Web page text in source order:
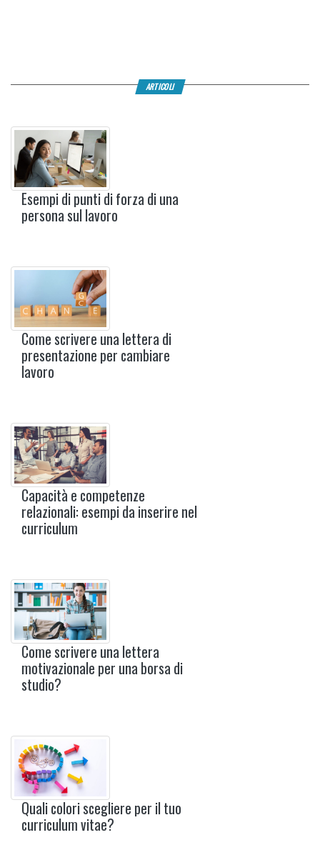
ARTICOLI
Esempi di punti di forza di una
persona sul lavoro
Come scrivere una lettera di
presentazione per cambiare
lavoro
Capacità e competenze
relazionali: esempi da inserire nel
curriculum
Come scrivere una lettera
motivazionale per una borsa di
studio?
Quali colori scegliere per il tuo
curriculum vitae?